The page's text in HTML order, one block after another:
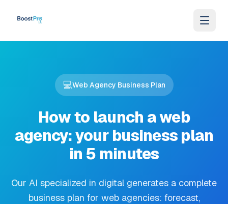
💻Web Agency Business Plan
How to launch a web
agency: your business plan
in 5 minutes
Our AI specialized in digital generates a complete
business plan for web agencies: forecast,